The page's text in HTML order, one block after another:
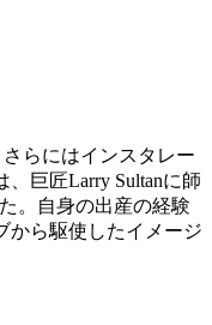
らにはインスタレー
巨匠Larry Sultanに師
。自身の出産の経験
から駆使したイメージ